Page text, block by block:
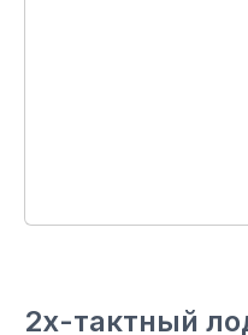
2х-тактный